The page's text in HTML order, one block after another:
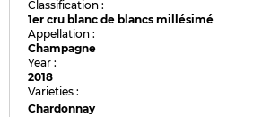
Classification :
1er cru blanc de blancs millésimé
Appellation :
Champagne
Year :
2018
Varieties :
Chardonnay